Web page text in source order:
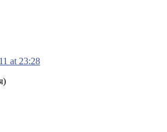
at 23:28